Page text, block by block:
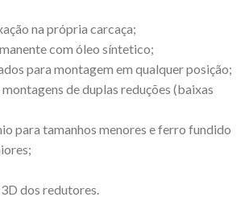
na própria carcaça;
com óleo síntetico;
para montagem em qualquer posição;
de duplas reduções (baixas
para tamanhos menores e ferro fundido
dos redutores.